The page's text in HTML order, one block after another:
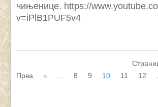
чињенице. https://
v=iPlB1PUF5v4
Прва
« 8 9 10 11 12